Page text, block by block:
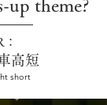
up theme?
高短
short